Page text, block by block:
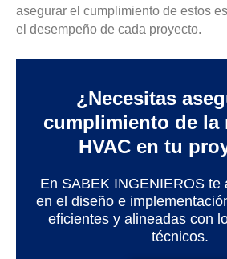
asegurar el cumplimiento de estos
el desempeño de cada proyecto.
¿Necesitas
cumplimiento de la
HVAC en tu
En SABEK INGENIEROS te
en el diseño e
eficientes y alineadas con
técnicos.